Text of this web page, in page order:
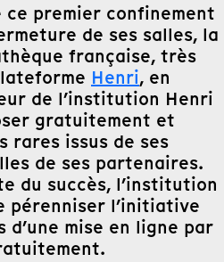
premier confinement
de ses salles, la
française, très
Henri, en
de l’institution Henri
gratuitement et
rares issus de ses
de ses partenaires.
du succès, l’institution
pérenniser l’initiative
d’une mise en ligne par